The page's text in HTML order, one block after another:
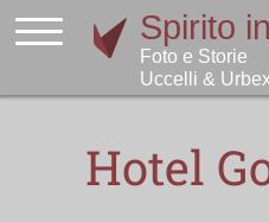
Hotel